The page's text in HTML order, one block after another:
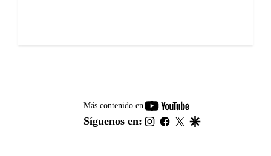
Más contenido en
youtube-
footer
Síguenos en: instagram
facebook
twitter